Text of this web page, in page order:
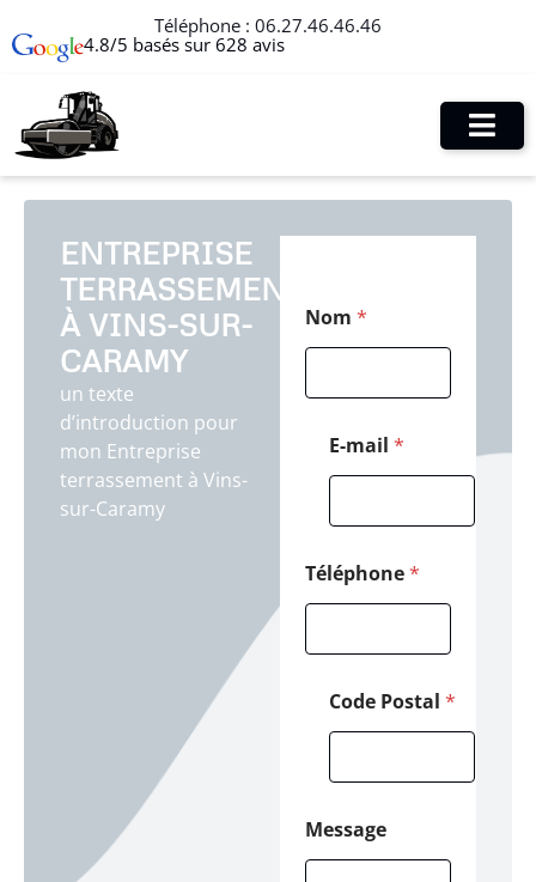
Téléphone : 06.27.46.46.46
4.8/5 basés sur 628 avis
ENTREPRISE
TERRASSEMENT
À VINS-SUR-
CARAMY
un texte
d’introduction pour
mon Entreprise
terrassement à Vins-
sur-Caramy
Nom *
s
a
E-mail *
Téléphone*
Code Postal *
Message